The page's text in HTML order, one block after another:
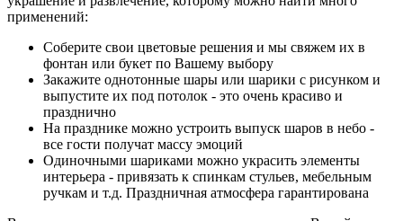
применений:
Соберите свои цветовые решения и мы свяжем их в
фонтан или букет по Вашему выбору
Закажите однотонные шары или шарики с рисунком и
выпустите их под потолок - это очень красиво и
празднично
На празднике можно устроить выпуск шаров в небо -
все гости получат массу эмоций
Одиночными шариками можно украсить элементы
интерьера - привязать к спинкам стульев, мебельным
ручкам и т.д. Праздничная атмосфера гарантирована